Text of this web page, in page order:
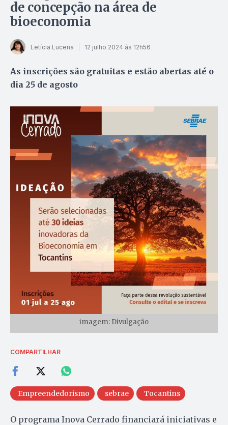
de concepção na área de
bioeconomia
Letícia Lucena 12 julho 2024 às 12h56
As inscrições são gratuitas e estão abertas até o
dia 25 de agosto
imagem: Divulgação
COMPARTILHAR
Empreendedorismo sebrae Tocantins
O programa Inova Cerrado financiará iniciativas e